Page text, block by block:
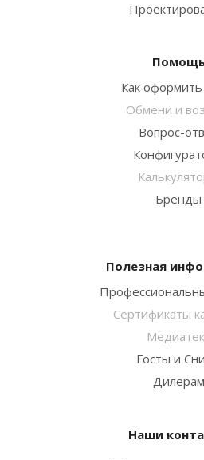
Как оформить
Обмени и
Вопрос-
Бренды
Полезная
Сертификаты
Госты и
Дилерам
Наши